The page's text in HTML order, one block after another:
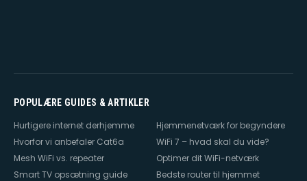
POPULÆRE GUIDES & ARTIKLER
Hurtigere internet derhjemme
Hjemmenetværk for begyndere
Hvorfor vi anbefaler Cat6a
WiFi 7 – hvad skal du vide?
Mesh WiFi vs. repeater
Optimer dit WiFi-netværk
Smart TV opsætning guide
Bedste router til hjemmet